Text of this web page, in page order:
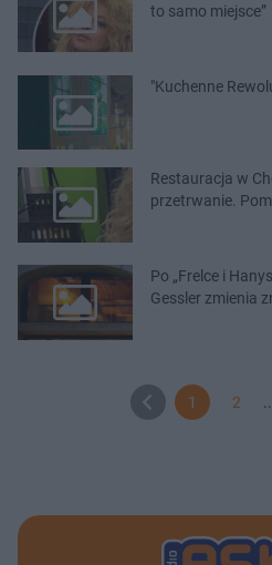
to samo miejsce”
"Kuchenne
Restauracja w
przetrwanie.
Po „Frelce i
Gessler zmienia
1 2